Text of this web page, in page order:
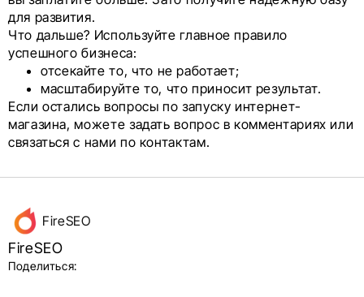
для развития.
Что дальше? Используйте главное правило
успешного бизнеса:
отсекайте то, что не работает;
масштабируйте то, что приносит результат.
Если остались вопросы по запуску интернет-
магазина, можете задать вопрос в комментариях или
связаться с нами по контактам.
Данные
об авторе
и блок
FireSEO
FireSEO
Поделиться: